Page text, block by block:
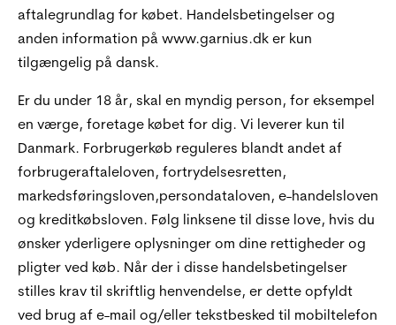
aftalegrundlag for købet. Handelsbetingelser og
anden information på www.garnius.dk er kun
tilgængelig på dansk.
Er du under 18 år, skal en myndig person, for eksempel
en værge, foretage købet for dig. Vi leverer kun til
Danmark. Forbrugerkøb reguleres blandt andet af
forbrugeraftaleloven, fortrydelsesretten,
markedsføringsloven,persondataloven, e-handelsloven
og kreditkøbsloven. Følg linksene til disse love, hvis du
ønsker yderligere oplysninger om dine rettigheder og
pligter ved køb. Når der i disse handelsbetingelser
stilles krav til skriftlig henvendelse, er dette opfyldt
ved brug af e-mail og/eller tekstbesked til mobiltelefon